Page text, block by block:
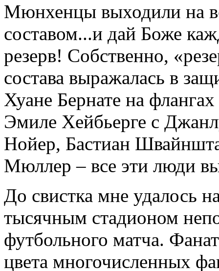
Мюнхенцы выходили на
составом...и дай Боже
резерв! Собственно,
состава выражалась в
Хуане Бернате на
Эмиле Хейбьерге с
Нойер, Бастиан
Мюллер – все эти люди
До свистка мне удалось
тысячным стадионом
футбольного матча.
цвета многочисленных